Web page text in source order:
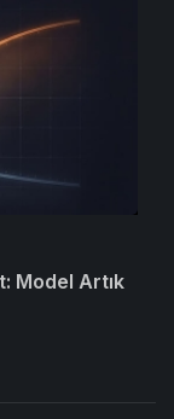
Model Artık